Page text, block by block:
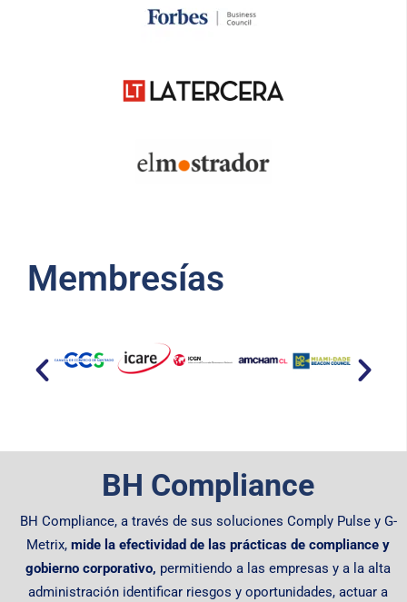
Membresías​
BH Compliance
BH Compliance, a través de sus soluciones Comply Pulse y G-
Metrix, mide la efectividad de las prácticas de compliance y
gobierno corporativo, permitiendo a las empresas y a la alta
administración identificar riesgos y oportunidades, actuar a